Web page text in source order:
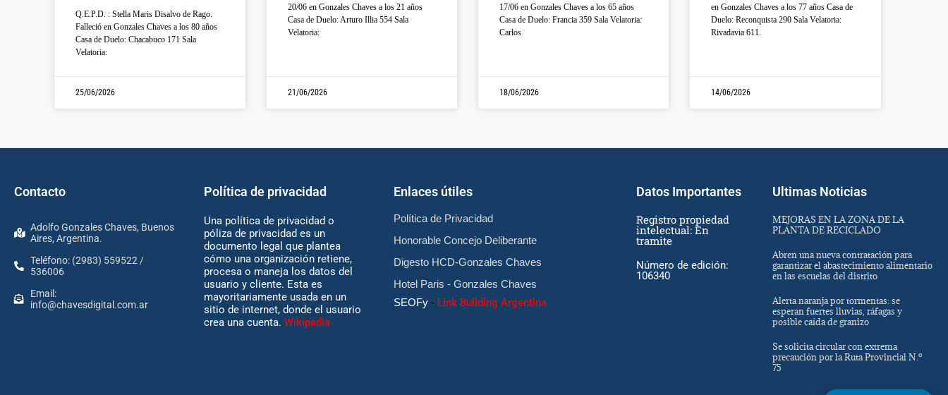
Q.E.P.D. : Stella Maris Disalvo de Rago.
Falleció en Gonzales Chaves a los 80 años
Casa de Duelo: Chacabuco 171 Sala
Velatoria:
25/06/2026
20/06 en Gonzales Chaves a los 21 años
Casa de Duelo: Arturo Illia 554 Sala
Velatoria:
21/06/2026
17/06 en Gonzales Chaves a los 65 años
Casa de Duelo: Francia 359 Sala Velatoria:
Carlos
18/06/2026
en Gonzales Chaves a los 77 años Casa de
Duelo: Reconquista 290 Sala Velatoria:
Rivadavia 611.
14/06/2026
Contacto
Adolfo Gonzales Chaves, Buenos
Aires, Argentina.
Teléfono: (2983) 559522 /
536006
Email:
info@chavesdigital.com.ar
Política de privacidad
Una política de privacidad o
póliza de privacidad es un
documento legal que plantea
cómo una organización retiene,
procesa o maneja los datos del
usuario y cliente. Esta es
mayoritariamente usada en un
sitio de internet, donde el usuario
crea una cuenta. Wikipedia
Enlaces útiles
Política de Privacidad
Honorable Concejo Deliberante
Digesto HCD-Gonzales Chaves
Hotel Paris - Gonzales Chaves
SEOFy- Link Building Argentina
Datos Importantes
Registro propiedad
intelectual: En
tramite
Número de edición:
106340
Ultimas Noticias
MEJORAS EN LA ZONA DE LA
PLANTA DE RECICLADO
Abren una nueva contratación para
garantizar el abastecimiento alimentario
en las escuelas del distrito
Alerta naranja por tormentas: se
esperan fuertes lluvias, ráfagas y
posible caída de granizo
Se solicita circular con extrema
precaución por la Ruta Provincial N.º
75